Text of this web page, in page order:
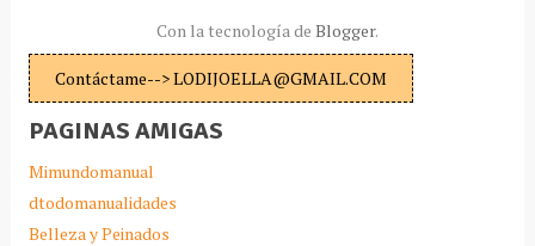
Con la tecnología de Blogger.
Contáctame--> LODIJOELLA@GMAIL.COM
PAGINAS AMIGAS
Mimundomanual
dtodomanualidades
Belleza y Peinados